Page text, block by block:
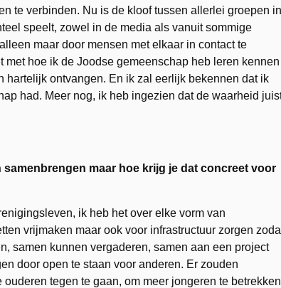
te verbinden. Nu is de kloof tussen allerlei groepen in
speelt, zowel in de media als vanuit sommige
maar door mensen met elkaar in contact te
hoe ik de Joodse gemeenschap heb leren kennen
hartelijk ontvangen. En ik zal eerlijk bekennen dat ik
had. Meer nog, ik heb ingezien dat de waarheid
maar hoe krijg je dat concreet voor
ik heb het over elke vorm van
vrijmaken maar ook voor infrastructuur zorgen
samen kunnen vergaderen, samen aan een project
door open te staan voor anderen. Er zouden
tegen te gaan, om meer jongeren te